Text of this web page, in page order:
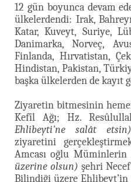
12 gün boyunca devam
ülkelerdendi: Irak,
Katar, Kuveyt, Suriye,
Danimarka, Norveç,
Finlanda, Hırvatistan,
Hindistan, Pakistan,
başka ülkelerden de kayıt
Ziyaretin bitmesinin
Kefîl Ağı; Hz.
Ehlibeyti'ne salât etsin)
ziyaretini
Amcası oğlu Müminlerin
üzerine olsun) şehri
Bilindiği üzere Ehlibeyt’in